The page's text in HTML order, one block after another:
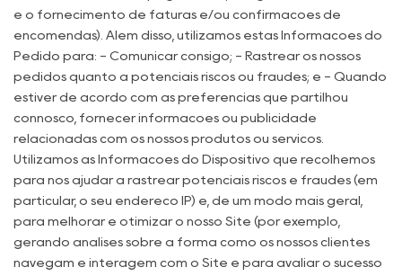
e o fornecimento de faturas e/ou confirmações de
encomendas). Além disso, utilizamos estas Informações do
Pedido para: - Comunicar consigo; - Rastrear os nossos
pedidos quanto a potenciais riscos ou fraudes; e - Quando
estiver de acordo com as preferências que partilhou
connosco, fornecer informações ou publicidade
relacionadas com os nossos produtos ou serviços.
Utilizamos as Informações do Dispositivo que recolhemos
para nos ajudar a rastrear potenciais riscos e fraudes (em
particular, o seu endereço IP) e, de um modo mais geral,
para melhorar e otimizar o nosso Site (por exemplo,
gerando análises sobre a forma como os nossos clientes
navegam e interagem com o Site e para avaliar o sucesso